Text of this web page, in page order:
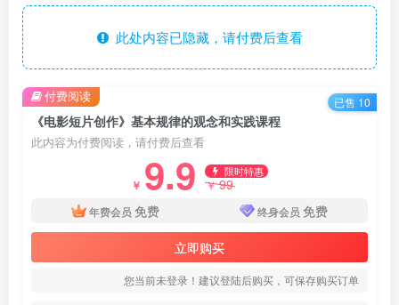
此处内容已隐藏，请付费后查看
《电影短片创作》基本规律的观念和实践课程
此内容为付费阅读，请付费后查看
￥ 9.9 限时特惠
￥99
年费会员 免费 终身会员 免费
立即购买
您当前未登录！建议登陆后购买，可保存购买订单
付费阅读 已售 10